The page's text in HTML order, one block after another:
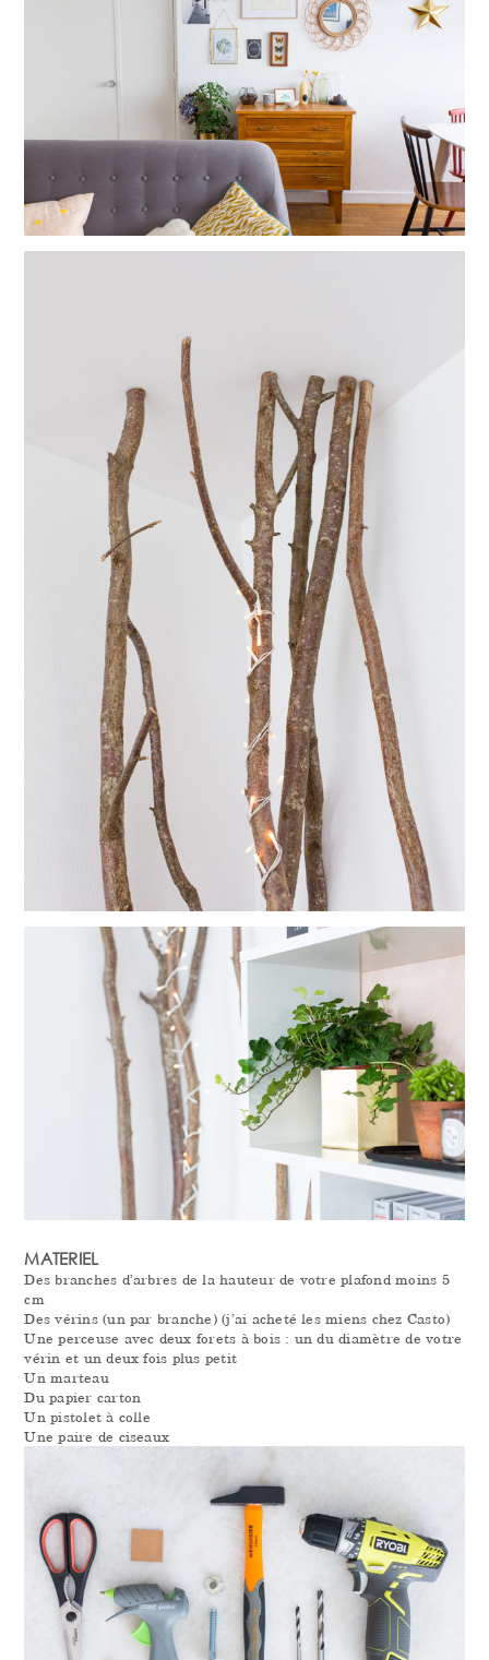
MATERIEL
Des branches d’arbres de la hauteur de votre plafond moins 5
cm
Des vérins (un par branche) (j’ai acheté les miens chez Casto)
Une perceuse avec deux forets à bois : un du diamètre de votre
vérin et un deux fois plus petit
Un marteau
Du papier carton
Un pistolet à colle
Une paire de ciseaux